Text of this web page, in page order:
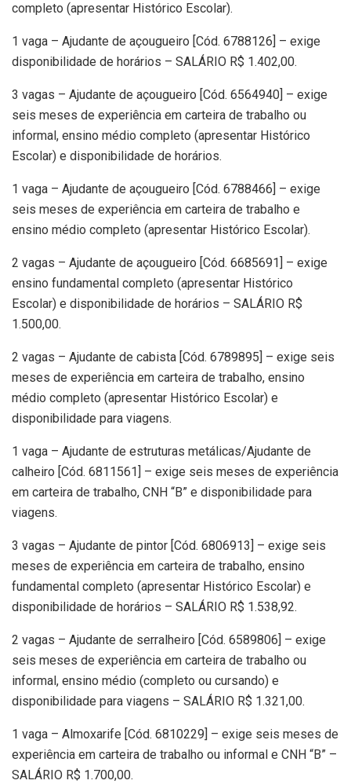
completo (apresentar Histórico Escolar).
1 vaga – Ajudante de açougueiro [Cód. 6788126] – exige
disponibilidade de horários – SALÁRIO R$ 1.402,00.
3 vagas – Ajudante de açougueiro [Cód. 6564940] – exige
seis meses de experiência em carteira de trabalho ou
informal, ensino médio completo (apresentar Histórico
Escolar) e disponibilidade de horários.
1 vaga – Ajudante de açougueiro [Cód. 6788466] – exige
seis meses de experiência em carteira de trabalho e
ensino médio completo (apresentar Histórico Escolar).
2 vagas – Ajudante de açougueiro [Cód. 6685691] – exige
ensino fundamental completo (apresentar Histórico
Escolar) e disponibilidade de horários – SALÁRIO R$
1.500,00.
2 vagas – Ajudante de cabista [Cód. 6789895] – exige seis
meses de experiência em carteira de trabalho, ensino
médio completo (apresentar Histórico Escolar) e
disponibilidade para viagens.
1 vaga – Ajudante de estruturas metálicas/Ajudante de
calheiro [Cód. 6811561] – exige seis meses de experiência
em carteira de trabalho, CNH “B” e disponibilidade para
viagens.
3 vagas – Ajudante de pintor [Cód. 6806913] – exige seis
meses de experiência em carteira de trabalho, ensino
fundamental completo (apresentar Histórico Escolar) e
disponibilidade de horários – SALÁRIO R$ 1.538,92.
2 vagas – Ajudante de serralheiro [Cód. 6589806] – exige
seis meses de experiência em carteira de trabalho ou
informal, ensino médio (completo ou cursando) e
disponibilidade para viagens – SALÁRIO R$ 1.321,00.
1 vaga – Almoxarife [Cód. 6810229] – exige seis meses de
experiência em carteira de trabalho ou informal e CNH “B” –
SALÁRIO R$ 1.700,00.